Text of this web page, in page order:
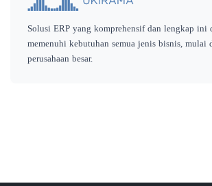
Solusi ERP yang komprehensif dan lengkap ini
memenuhi kebutuhan semua jenis bisnis, mulai
perusahaan besar.